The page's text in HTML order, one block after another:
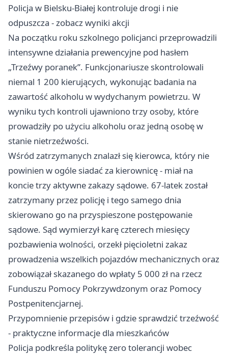
Policja w Bielsku-Białej kontroluje drogi i nie
odpuszcza - zobacz wyniki akcji
Na początku roku szkolnego policjanci przeprowadzili
intensywne działania prewencyjne pod hasłem
„Trzeźwy poranek”. Funkcjonariusze skontrolowali
niemal 1 200 kierujących, wykonując badania na
zawartość alkoholu w wydychanym powietrzu. W
wyniku tych kontroli ujawniono trzy osoby, które
prowadziły po użyciu alkoholu oraz jedną osobę w
stanie nietrzeźwości.
Wśród zatrzymanych znalazł się kierowca, który nie
powinien w ogóle siadać za kierownicę - miał na
koncie trzy aktywne zakazy sądowe. 67-latek został
zatrzymany przez policję i tego samego dnia
skierowano go na przyspieszone postępowanie
sądowe. Sąd wymierzył karę czterech miesięcy
pozbawienia wolności, orzekł pięcioletni zakaz
prowadzenia wszelkich pojazdów mechanicznych oraz
zobowiązał skazanego do wpłaty 5 000 zł na rzecz
Funduszu Pomocy Pokrzywdzonym oraz Pomocy
Postpenitencjarnej.
Przypomnienie przepisów i gdzie sprawdzić trzeźwość
- praktyczne informacje dla mieszkańców
Policja podkreśla politykę zero tolerancji wobec